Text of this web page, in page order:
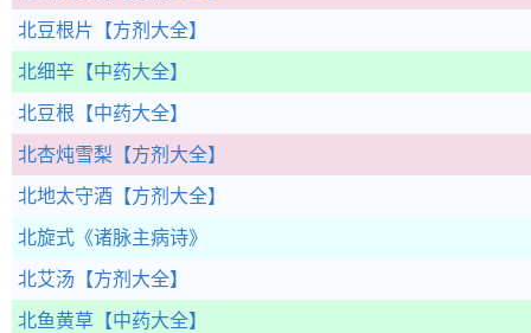
北豆根片 【方剂大全】
北细辛 【中药大全】
北豆根 【中药大全】
北杏炖雪梨 【方剂大全】
北地太守酒 【方剂大全】
北旋式 《诸脉主病诗》
北艾汤 【方剂大全】
北鱼黄草 【中药大全】